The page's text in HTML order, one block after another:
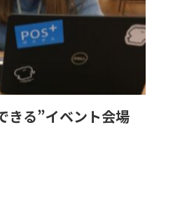
きる”イベント会場